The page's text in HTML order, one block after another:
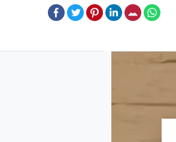
Facebook
TwitterPinterestLinkedInE-Mail